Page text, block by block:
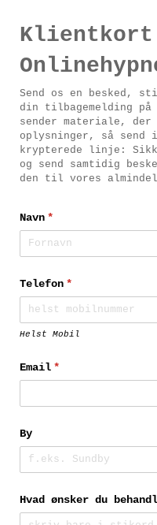
Send os en besked,
din tilbagemelding
sender materiale, der
oplysninger, så send
krypterede linje:
og send samtidig
den til vores
Navn *
(påkrævet)
Telefon *
(påkrævet)
Helst Mobil
Email *
(påkrævet)
By
Hvad ønsker du